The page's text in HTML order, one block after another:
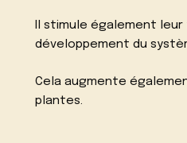
Il stimule également
développement du
Cela augmente
plantes.